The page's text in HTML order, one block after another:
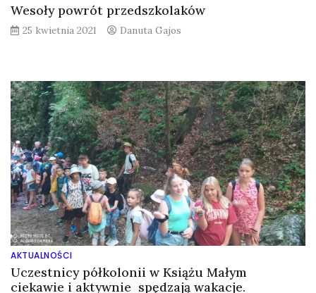
Wesoły powrót przedszkolaków
25 kwietnia 2021 Danuta Gajos
AKTUALNOŚCI
Uczestnicy półkolonii w Książu Małym
ciekawie i aktywnie spędzają wakacje.